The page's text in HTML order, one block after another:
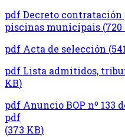
pdfDecreto contratación
piscinas municipais (720
pdf Acta de selección (
pdf Lista admitidos,
KB)
pdf Anuncio BOP nº 133
pdf
(373 KB)